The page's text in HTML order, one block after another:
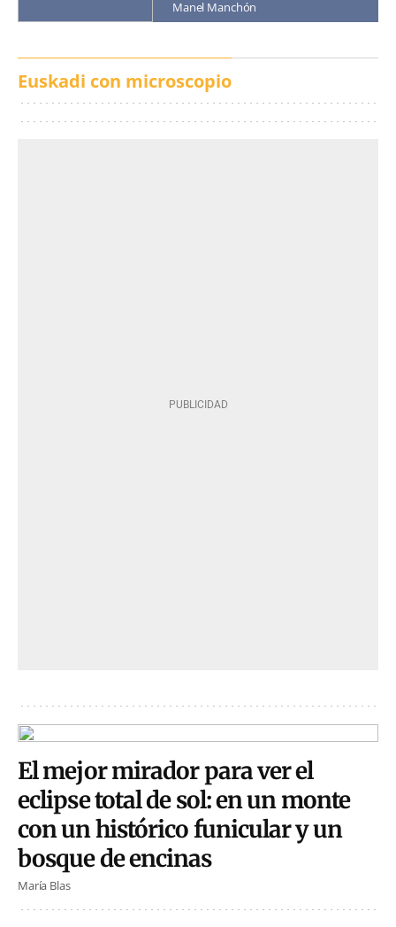
Manel Manchón
Euskadi con microscopio
El mejor mirador para ver el
eclipse total de sol: en un monte
con un histórico funicular y un
bosque de encinas
María Blas